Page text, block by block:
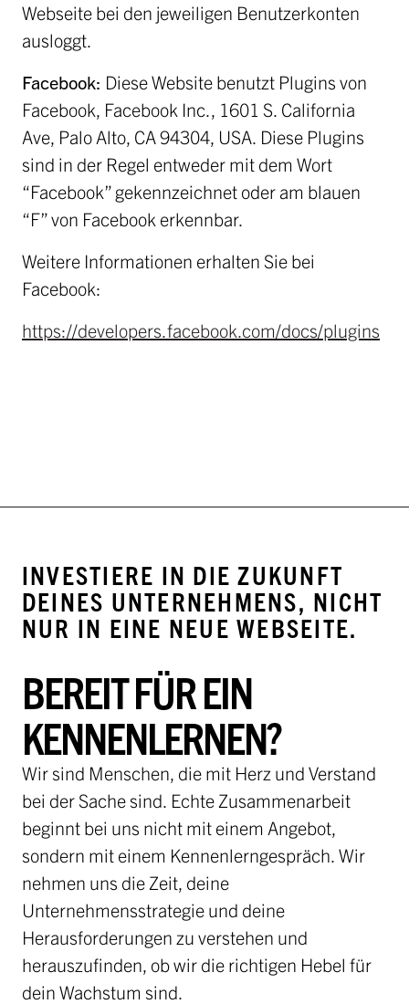
Webseite bei den jeweiligen Benutzerkonten
ausloggt.
Facebook: Diese Website benutzt Plugins von
Facebook, Facebook Inc., 1601 S. California
Ave, Palo Alto, CA 94304, USA. Diese Plugins
sind in der Regel entweder mit dem Wort
“Facebook” gekennzeichnet oder am blauen
“F” von Facebook erkennbar.
Weitere Informationen erhalten Sie bei
Facebook:
https://developers.facebook.com/docs/plugins
INVESTIERE IN DIE ZUKUNFT
DEINES UNTERNEHMENS, NICHT
NUR IN EINE NEUE WEBSEITE.
BEREIT FÜR EIN
KENNENLERNEN?
Wir sind Menschen, die mit Herz und Verstand
bei der Sache sind. Echte Zusammenarbeit
beginnt bei uns nicht mit einem Angebot,
sondern mit einem Kennenlerngespräch. Wir
nehmen uns die Zeit, deine
Unternehmensstrategie und deine
Herausforderungen zu verstehen und
herauszufinden, ob wir die richtigen Hebel für
dein Wachstum sind.